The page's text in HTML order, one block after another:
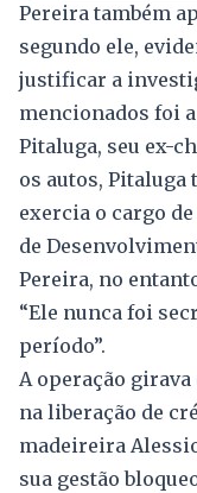
Pereira também
segundo ele,
justificar a
mencionados foi
Pitaluga, seu ex-
os autos,
exercia o cargo
de
Pereira, no
“Ele nunca foi
período”.
A operação
na liberação de
madeireira
sua gestão